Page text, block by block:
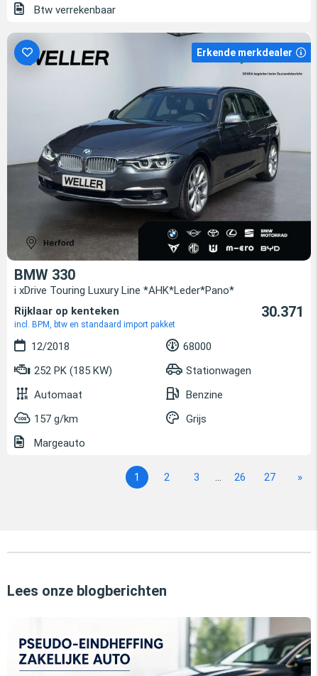
Btw verrekenbaar
Erkende merkdealer
BMW 330
i xDrive Touring Luxury Line *AHK*Leder*Pano*
Rijklaar op kenteken
incl. BPM, btw en standaard import pakket
30.371
12/2018
68000
252 PK (185 KW)
Stationwagen
Automaat
Benzine
157 g/km
Grijs
Margeauto
1 2 3 ... 26 27 »
Lees onze blogberichten